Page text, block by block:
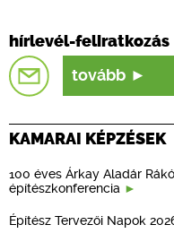
hírlevél-feliratkozás
tovább
KAMARAI KÉPZÉSEK
100 éves Árkay Aladár
építészkonferencia
Építész Tervezői Napok